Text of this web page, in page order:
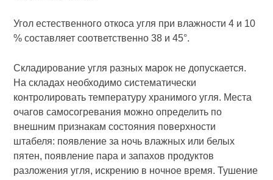
Угол естественного откоса угля при влажности 4 и 10
% составляет соответственно 38 и 45°.
Складирование угля разных марок не допускается.
На складах необходимо систематически
контролировать температуру хранимого угля. Места
очагов самосогревания можно определить по
внешним признакам состояния поверхности
штабеля: появление за ночь влажных или белых
пятен, появление пара и запахов продуктов
разложения угля, искрению в ночное время. Тушение